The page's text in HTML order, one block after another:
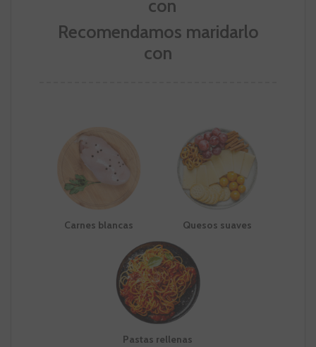
Recomendamos maridarlo
con
Carnes blancas Quesos suaves
Pastas rellenas